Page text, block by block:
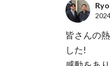
Ryo
皆さんの
した!